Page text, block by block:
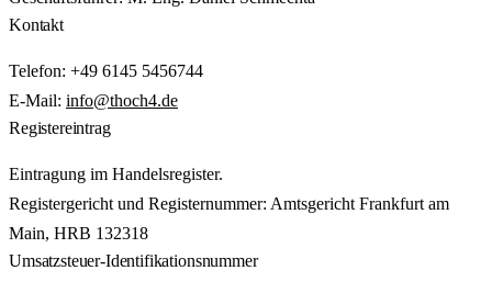
Kontakt
Telefon: +49 6145 5456744
E-Mail: info@thoch4.de
Registereintrag
Eintragung im Handelsregister.
Registergericht und Registernummer: Amtsgericht Frankfurt am
Main, HRB 132318
Umsatzsteuer-Identifikationsnummer